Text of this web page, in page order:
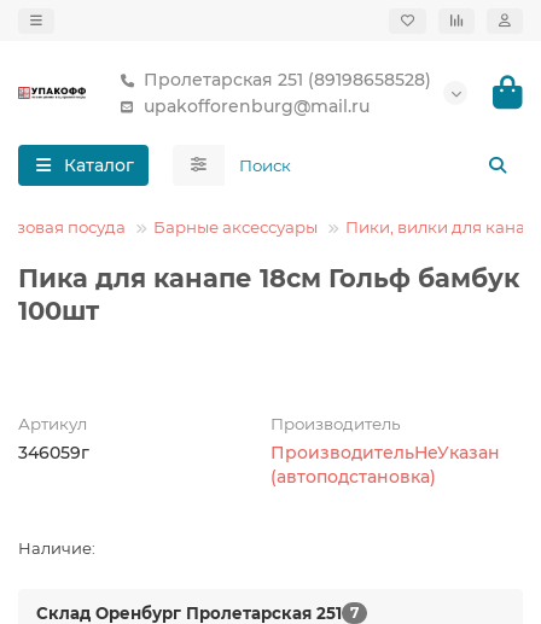
Пролетарская 251 (89198658528)
upakofforenburg@mail.ru
Каталог
посуда Барные аксессуары Пики, вилки для
Пика для канапе 18см Гольф бамбук
100шт
Артикул
346059г
Производитель
ПроизводительНеУказан
(автоподстановка)
Наличие:
Склад Оренбург Пролетарская 251 7